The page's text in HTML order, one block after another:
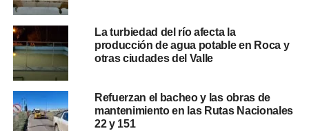
La turbiedad del río afecta la
producción de agua potable en Roca y
otras ciudades del Valle
Refuerzan el bacheo y las obras de
mantenimiento en las Rutas Nacionales
22 y 151